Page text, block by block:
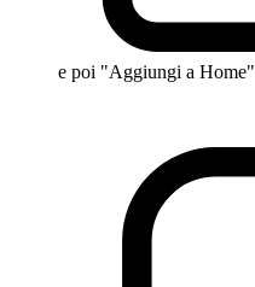
e poi "Aggiungi a Home"